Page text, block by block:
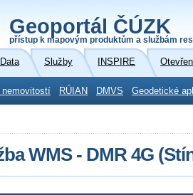
Geoportál ČÚZK
přístup k mapovým produktům a službám
Data Služby INSPIRE
nemovitostí RÚIAN DMVS Geodetické
WMS - DMR 4G